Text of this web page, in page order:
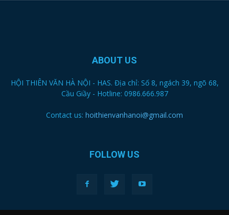
ABOUT US
HỘI THIÊN VĂN HÀ NỘI - HAS. Địa chỉ: Số 8, ngách 39, ngõ 68,
Cầu Giầy - Hotline: 0986.666.987
Contact us: hoithienvanhanoi@gmail.com
FOLLOW US